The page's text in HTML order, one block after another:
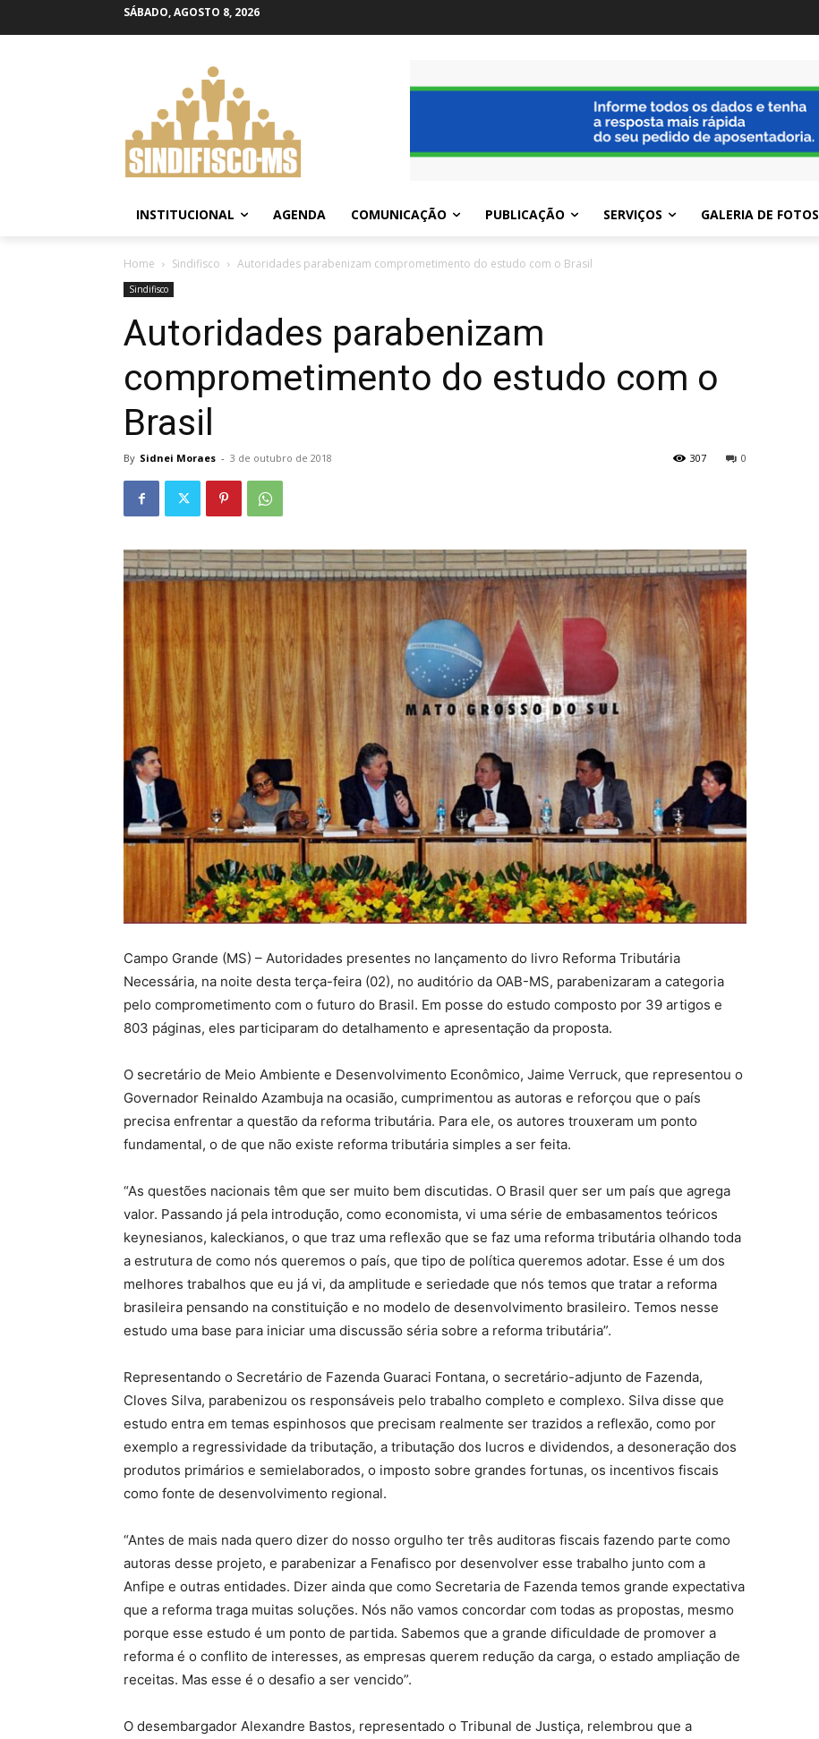
SÁBADO, AGOSTO 8, 2026
INSTITUCIONAL AGENDA COMUNICAÇÃO PUBLICAÇÃO SERVIÇOS GALERIA DE FOTOS
Home Sindifisco Autoridades parabenizam comprometimento do estudo com o Brasil
Sindifisco
Autoridades parabenizam
comprometimento do estudo com o
Brasil
By Sidnei Moraes - 3 de outubro de 2018 0
307
Campo Grande (MS) – Autoridades presentes no lançamento do livro Reforma Tributária
Necessária, na noite desta terça-feira (02), no auditório da OAB-MS, parabenizaram a categoria
pelo comprometimento com o futuro do Brasil. Em posse do estudo composto por 39 artigos e
803 páginas, eles participaram do detalhamento e apresentação da proposta.
O secretário de Meio Ambiente e Desenvolvimento Econômico, Jaime Verruck, que representou o
Governador Reinaldo Azambuja na ocasião, cumprimentou as autoras e reforçou que o país
precisa enfrentar a questão da reforma tributária. Para ele, os autores trouxeram um ponto
fundamental, o de que não existe reforma tributária simples a ser feita.
“As questões nacionais têm que ser muito bem discutidas. O Brasil quer ser um país que agrega
valor. Passando já pela introdução, como economista, vi uma série de embasamentos teóricos
keynesianos, kaleckianos, o que traz uma reflexão que se faz uma reforma tributária olhando toda
a estrutura de como nós queremos o país, que tipo de política queremos adotar. Esse é um dos
melhores trabalhos que eu já vi, da amplitude e seriedade que nós temos que tratar a reforma
brasileira pensando na constituição e no modelo de desenvolvimento brasileiro. Temos nesse
estudo uma base para iniciar uma discussão séria sobre a reforma tributária”.
Representando o Secretário de Fazenda Guaraci Fontana, o secretário-adjunto de Fazenda,
Cloves Silva, parabenizou os responsáveis pelo trabalho completo e complexo. Silva disse que
estudo entra em temas espinhosos que precisam realmente ser trazidos a reflexão, como por
exemplo a regressividade da tributação, a tributação dos lucros e dividendos, a desoneração dos
produtos primários e semielaborados, o imposto sobre grandes fortunas, os incentivos fiscais
como fonte de desenvolvimento regional.
“Antes de mais nada quero dizer do nosso orgulho ter três auditoras fiscais fazendo parte como
autoras desse projeto, e parabenizar a Fenafisco por desenvolver esse trabalho junto com a
Anfipe e outras entidades. Dizer ainda que como Secretaria de Fazenda temos grande expectativa
que a reforma traga muitas soluções. Nós não vamos concordar com todas as propostas, mesmo
porque esse estudo é um ponto de partida. Sabemos que a grande dificuldade de promover a
reforma é o conflito de interesses, as empresas querem redução da carga, o estado ampliação de
receitas. Mas esse é o desafio a ser vencido”.
O desembargador Alexandre Bastos, representado o Tribunal de Justiça, relembrou que a